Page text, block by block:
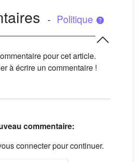
- Politique
pour cet article.
à écrire un commentaire !
commentaire:
connecter pour continuer.